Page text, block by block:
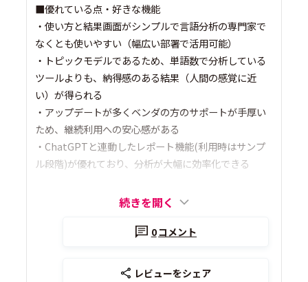
■優れている点・好きな機能
・使い方と結果画面がシンプルで言語分析の専門家で
なくとも使いやすい（幅広い部署で活用可能）
・トピックモデルであるため、単語数で分析している
ツールよりも、納得感のある結果（人間の感覚に近
い）が得られる
・アップデートが多くベンダの方のサポートが手厚い
ため、継続利用への安心感がある
・ChatGPTと連動したレポート機能(利用時はサンプ
ル段階)が優れており、分析が大幅に効率化できる
続きを開く
0コメント
レビューをシェア